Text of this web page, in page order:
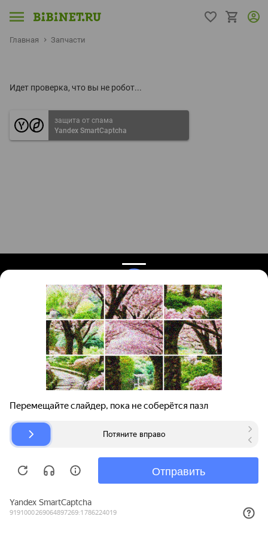
Главная Запчасти
Идет проверка, что вы не робот...
защита от спама
Yandex SmartCaptcha
Поиск запчастей
Для автокомпаний
Авторазборки
О проекте
Помощь
Карта сайта
© bibinet.ru - система поиска запчастей,
Copyright 2010-2026 Все права защищены